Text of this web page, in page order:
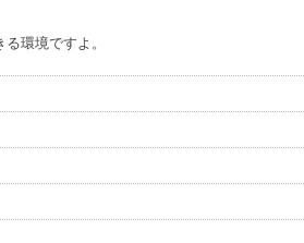
環境ですよ。